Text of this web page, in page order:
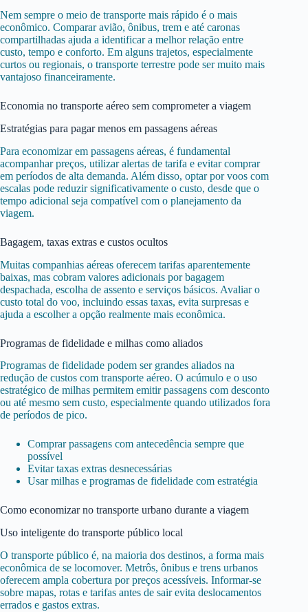
Nem sempre o meio de transporte mais rápido é o mais
econômico. Comparar avião, ônibus, trem e até caronas
compartilhadas ajuda a identificar a melhor relação entre
custo, tempo e conforto. Em alguns trajetos, especialmente
curtos ou regionais, o transporte terrestre pode ser muito mais
vantajoso financeiramente.
Economia no transporte aéreo sem comprometer a viagem
Estratégias para pagar menos em passagens aéreas
Para economizar em passagens aéreas, é fundamental
acompanhar preços, utilizar alertas de tarifa e evitar comprar
em períodos de alta demanda. Além disso, optar por voos com
escalas pode reduzir significativamente o custo, desde que o
tempo adicional seja compatível com o planejamento da
viagem.
Bagagem, taxas extras e custos ocultos
Muitas companhias aéreas oferecem tarifas aparentemente
baixas, mas cobram valores adicionais por bagagem
despachada, escolha de assento e serviços básicos. Avaliar o
custo total do voo, incluindo essas taxas, evita surpresas e
ajuda a escolher a opção realmente mais econômica.
Programas de fidelidade e milhas como aliados
Programas de fidelidade podem ser grandes aliados na
redução de custos com transporte aéreo. O acúmulo e o uso
estratégico de milhas permitem emitir passagens com desconto
ou até mesmo sem custo, especialmente quando utilizados fora
de períodos de pico.
Comprar passagens com antecedência sempre que
possível
Evitar taxas extras desnecessárias
Usar milhas e programas de fidelidade com estratégia
Como economizar no transporte urbano durante a viagem
Uso inteligente do transporte público local
O transporte público é, na maioria dos destinos, a forma mais
econômica de se locomover. Metrôs, ônibus e trens urbanos
oferecem ampla cobertura por preços acessíveis. Informar-se
sobre mapas, rotas e tarifas antes de sair evita deslocamentos
errados e gastos extras.